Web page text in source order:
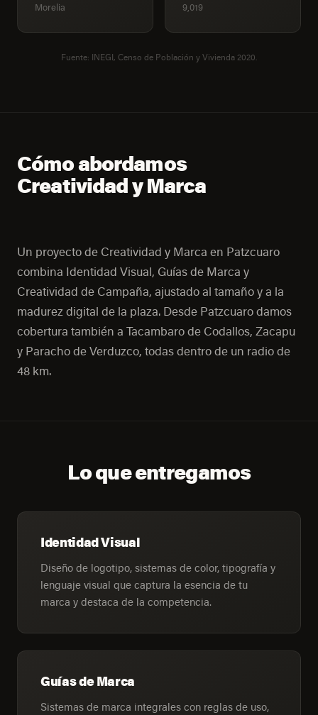
Morelia
9,019
Fuente: INEGI, Censo de Población y Vivienda 2020.
Cómo abordamos
Creatividad y Marca
Un proyecto de Creatividad y Marca en Patzcuaro
combina Identidad Visual, Guías de Marca y
Creatividad de Campaña, ajustado al tamaño y a la
madurez digital de la plaza. Desde Patzcuaro damos
cobertura también a Tacambaro de Codallos, Zacapu
y Paracho de Verduzco, todas dentro de un radio de
48 km.
Lo que entregamos
Identidad Visual
Diseño de logotipo, sistemas de color, tipografía y
lenguaje visual que captura la esencia de tu
marca y destaca de la competencia.
Guías de Marca
Sistemas de marca integrales con reglas de uso,